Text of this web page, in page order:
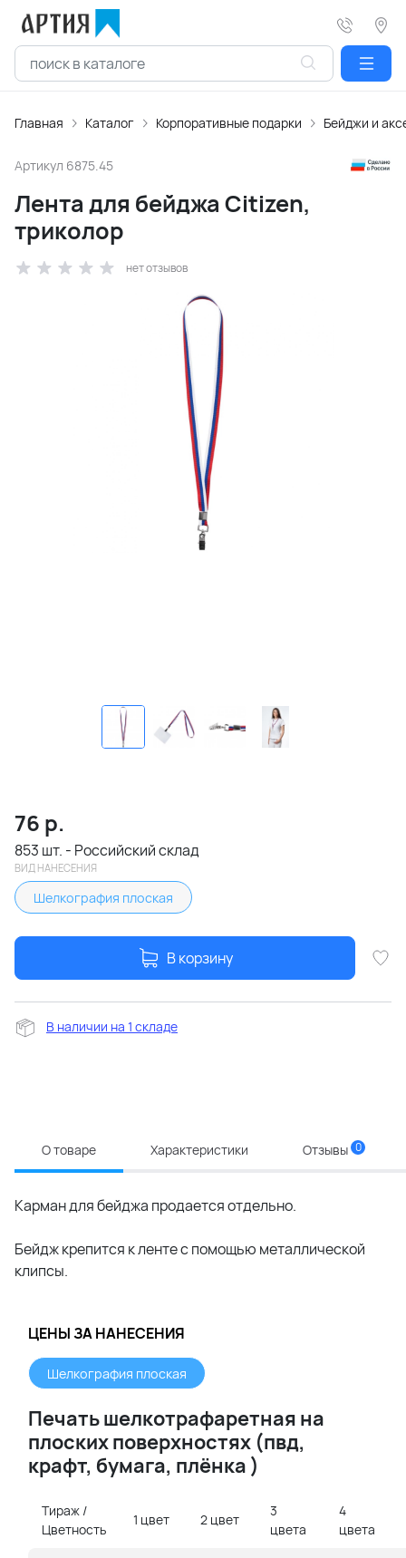
Главная Каталог Корпоративные подарки Бейджи и
Артикул 6875.45
Лента для бейджа Citizen,
триколор
нет отзывов
76 р.
853 шт. - Российский склад
ВИД НАНЕСЕНИЯ
Шелкография плоская
В корзину
В наличии на 1 складе
О товаре Характеристики Отзывы 0
Карман для бейджа продается отдельно.
Бейдж крепится к ленте с помощью металлической
клипсы.
ЦЕНЫ ЗА НАНЕСЕНИЯ
Шелкография плоская
Печать шелкотрафаретная на
плоских поверхностях (пвд,
крафт, бумага, плёнка )
Тираж /
Цветность
1 цвет 2 цвет
3
цвета
4
цвета